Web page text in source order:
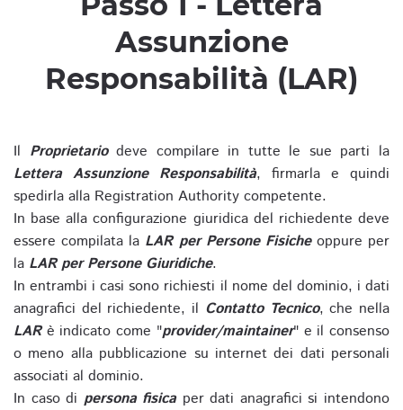
Assunzione
Responsabilità (LAR)
Il Proprietariodeve compilare in tutte le sue parti la
Lettera Assunzione Responsabilità, firmarla e quindi
spedirla alla Registration Authority competente.
In base alla configurazione giuridica del richiedente deve
essere compilata la LAR per Persone Fisicheoppure per
la LAR per Persone Giuridiche.
In entrambi i casi sono richiesti il nome del dominio, i dati
anagrafici del richiedente, il Contatto Tecnico, che nella
LARè indicato come "provider/maintainer" e il consenso
o meno alla pubblicazione su internet dei dati personali
associati al dominio.
In caso di persona fisicaper dati anagrafici si intendono